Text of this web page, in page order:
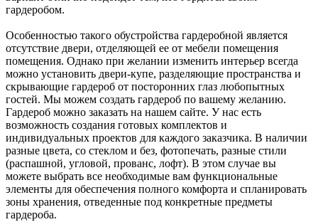
гардеробом.
Особенностью такого обустройства гардеробной является
отсутствие двери, отделяющей ее от мебели помещения
помещения. Однако при желании изменить интерьер всегда
можно установить двери-купе, разделяющие пространства и
скрывающие гардероб от посторонних глаз любопытных
гостей. Мы можем создать гардероб по вашему желанию.
Гардероб можно заказать на нашем сайте. У нас есть
возможность создания готовых комплектов и
индивидуальных проектов для каждого заказчика. В наличии
разные цвета, со стеклом и без, фотопечать, разные стили
(распашной, угловой, прованс, лофт). В этом случае вы
можете выбрать все необходимые вам функциональные
элементы для обеспечения полного комфорта и спланировать
зоны хранения, отведенные под конкретные предметы
гардероба.